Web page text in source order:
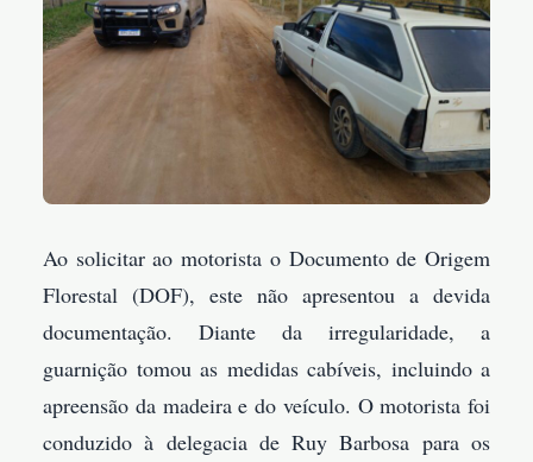
Ao solicitar ao motorista o Documento de Origem
Florestal (DOF), este não apresentou a devida
documentação. Diante da irregularidade, a
guarnição tomou as medidas cabíveis, incluindo a
apreensão da madeira e do veículo. O motorista foi
conduzido à delegacia de Ruy Barbosa para os